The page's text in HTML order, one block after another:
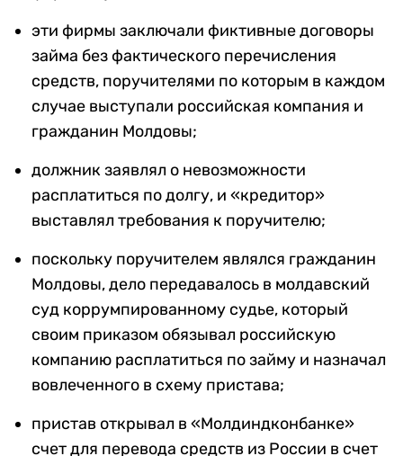
эти фирмы заключали фиктивные договоры
займа без фактического перечисления
средств, поручителями по которым в каждом
случае выступали российская компания и
гражданин Молдовы;
должник заявлял о невозможности
расплатиться по долгу, и «кредитор»
выставлял требования к поручителю;
поскольку поручителем являлся гражданин
Молдовы, дело передавалось в молдавский
суд коррумпированному судье, который
своим приказом обязывал российскую
компанию расплатиться по займу и назначал
вовлеченного в схему пристава;
пристав открывал в «Молдиндконбанке»
счет для перевода средств из России в счет